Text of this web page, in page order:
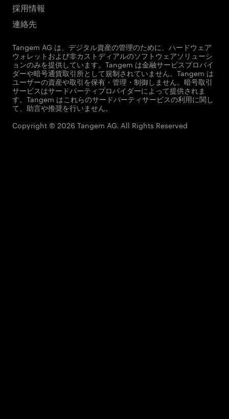
採用情報
連絡先
Tangem AG は、デジタル資産の管理のために、ハードウェア
ウォレットおよび非カストディアルのソフトウェアソリューシ
ョンのみを提供しています。Tangem は金融サービスプロバイ
ダーや暗号通貨取引所として規制されていません。Tangem は
ユーザーの資産や取引を保有・管理・制御しません。暗号取引
サービスはサードパーティプロバイダーによって提供されま
す。Tangem はこれらのサードパーティサービスの利用に関し
て、助言や推奨を行いません。